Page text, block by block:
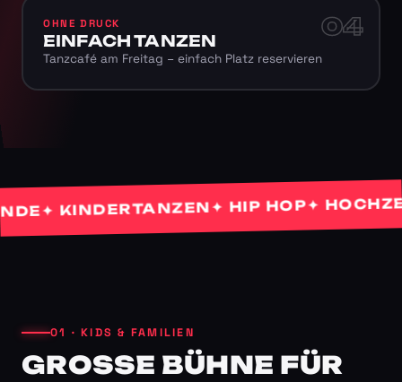
04
OHNE DRUCK
EINFACH TANZEN
Tanzcafé am Freitag – einfach Platz reservieren
✦ KINDERTANZEN✦ HIP HOP ✦
01 · KIDS & FAMILIEN
GROSSE BÜHNE FÜR K